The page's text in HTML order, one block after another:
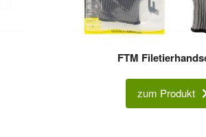
FTM
zum Produkt